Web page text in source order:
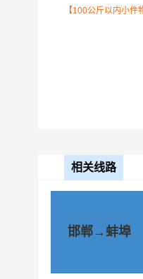
【100公斤以内小件
相关线路
邯郸→蚌埠